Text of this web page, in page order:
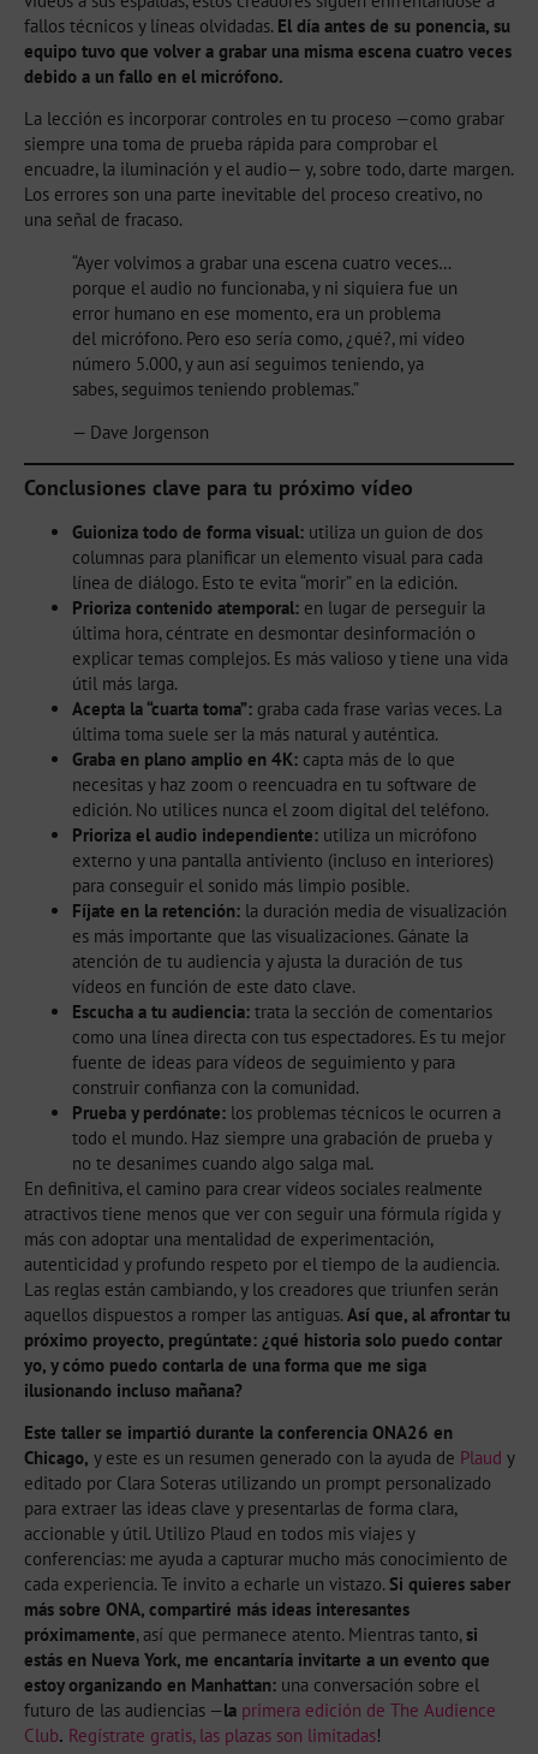
fallos técnicos y líneas olvidadas. El día antes de su ponencia, su
equipo tuvo que volver a grabar una misma escena cuatro veces
debido a un fallo en el micrófono.
La lección es incorporar controles en tu proceso —como grabar
siempre una toma de prueba rápida para comprobar el
encuadre, la iluminación y el audio— y, sobre todo, darte margen.
Los errores son una parte inevitable del proceso creativo, no
una señal de fracaso.
“Ayer volvimos a grabar una escena cuatro veces…
porque el audio no funcionaba, y ni siquiera fue un
error humano en ese momento, era un problema
del micrófono. Pero eso sería como, ¿qué?, mi vídeo
número 5.000, y aun así seguimos teniendo, ya
sabes, seguimos teniendo problemas.”
— Dave Jorgenson
Conclusiones clave para tu próximo vídeo
Guioniza todo de forma visual: utiliza un guion de dos
columnas para planificar un elemento visual para cada
línea de diálogo. Esto te evita “morir” en la edición.
Prioriza contenido atemporal: en lugar de perseguir la
última hora, céntrate en desmontar desinformación o
explicar temas complejos. Es más valioso y tiene una vida
útil más larga.
Acepta la “cuarta toma”: graba cada frase varias veces. La
última toma suele ser la más natural y auténtica.
Graba en plano amplio en 4K: capta más de lo que
necesitas y haz zoom o reencuadra en tu software de
edición. No utilices nunca el zoom digital del teléfono.
Prioriza el audio independiente: utiliza un micrófono
externo y una pantalla antiviento (incluso en interiores)
para conseguir el sonido más limpio posible.
Fíjate en la retención: la duración media de visualización
es más importante que las visualizaciones. Gánate la
atención de tu audiencia y ajusta la duración de tus
vídeos en función de este dato clave.
Escucha a tu audiencia: trata la sección de comentarios
como una línea directa con tus espectadores. Es tu mejor
fuente de ideas para vídeos de seguimiento y para
construir confianza con la comunidad.
Prueba y perdónate: los problemas técnicos le ocurren a
todo el mundo. Haz siempre una grabación de prueba y
no te desanimes cuando algo salga mal.
En definitiva, el camino para crear vídeos sociales realmente
atractivos tiene menos que ver con seguir una fórmula rígida y
más con adoptar una mentalidad de experimentación,
autenticidad y profundo respeto por el tiempo de la audiencia.
Las reglas están cambiando, y los creadores que triunfen serán
aquellos dispuestos a romper las antiguas. Así que, al afrontar tu
próximo proyecto, pregúntate: ¿qué historia solo puedo contar
yo, y cómo puedo contarla de una forma que me siga
ilusionando incluso mañana?
Este taller se impartió durante la conferencia ONA26 en
Chicago, y este es un resumen generado con la ayuda de Plaud y
editado por Clara Soteras utilizando un prompt personalizado
para extraer las ideas clave y presentarlas de forma clara,
accionable y útil. Utilizo Plaud en todos mis viajes y
conferencias: me ayuda a capturar mucho más conocimiento de
cada experiencia. Te invito a echarle un vistazo. Si quieres saber
más sobre ONA, compartiré más ideas interesantes
próximamente, así que permanece atento. Mientras tanto,si
estás en Nueva York, me encantaría invitarte a un evento que
estoy organizando en Manhattan: una conversación sobre el
futuro de las audiencias —la primera edición de The Audience
Club. Regístrate gratis, las plazas son limitadas!